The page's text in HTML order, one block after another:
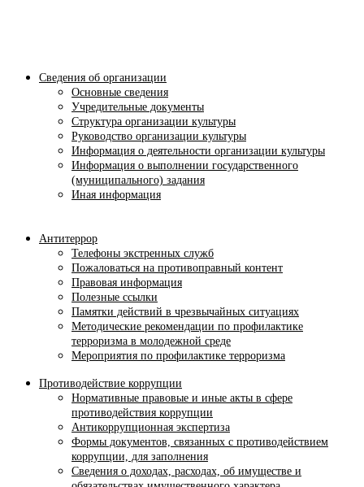
Сведения об организации
Основные сведения
Учредительные документы
Структура организации культуры
Руководство организации культуры
Информация о деятельности организации культуры
Информация о выполнении государственного
(муниципального) задания
Иная информация
Антитеррор
Телефоны экстренных служб
Пожаловаться на противоправный контент
Правовая информация
Полезные ссылки
Памятки действий в чрезвычайных ситуациях
Методические рекомендации по профилактике
терроризма в молодежной среде
Мероприятия по профилактике терроризма
Противодействие коррупции
Нормативные правовые и иные акты в сфере
противодействия коррупции
Антикоррупционная экспертиза
Формы документов, связанных с противодействием
коррупции, для заполнения
Сведения о доходах, расходах, об имуществе и